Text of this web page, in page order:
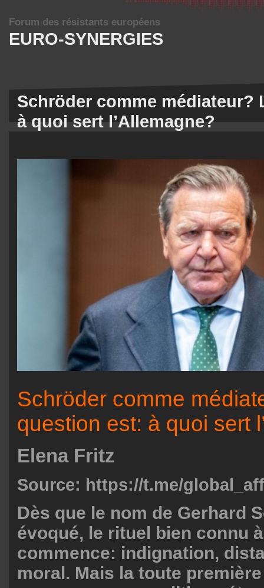
EURO-SYNERGIES
Forum des résistants européens
Schröder comme médiateur?
à quoi sert l’Allemagne?
Schröder comme
question est: à quoi sert
Elena Fritz
Source: https://t.me/
Dès que le nom de Gerhard
évoqué, le rituel bien connu
commence: indignation,
moral. Mais la toute